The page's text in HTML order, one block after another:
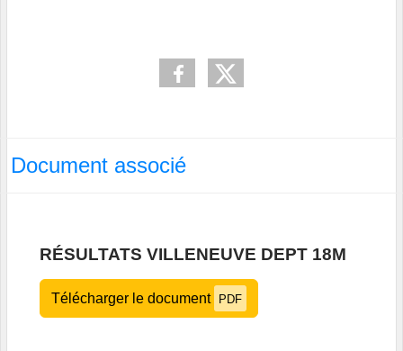
Document associé
RÉSULTATS VILLENEUVE DEPT 18M
Télécharger le document PDF